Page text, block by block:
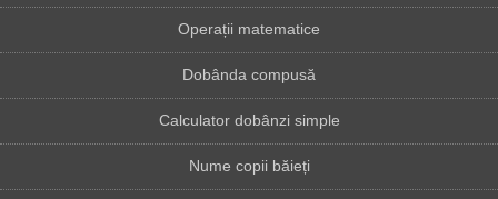
Operații matematice
Dobânda compusă
Calculator dobânzi simple
Nume copii băieți